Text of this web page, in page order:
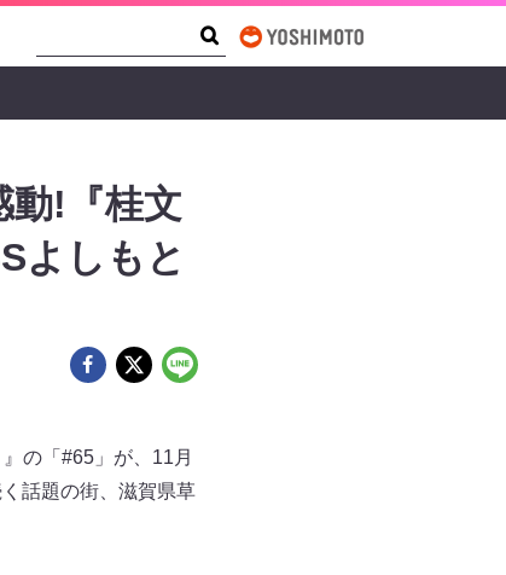
動!『桂文
よしもと
の「#65」が、11月
話題の街、滋賀県草